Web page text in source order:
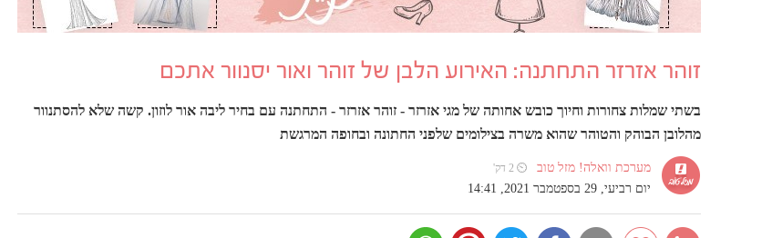
זוהר אזרזר התחתנה: האירוע הלבן של זוהר ואור יסנוור אתכם
בשתי שמלות צחורות וחיוך כובש אחותה של מגי אזרזר - זוהר אזרזר - התחתנה עם בחיר ליבה אור לוזון. קשה שלא להסתנוור
מהלובן הבוהק והטוהר שהוא משרה בצילומים שלפני החתונה ובחופה המרגשת
מערכת וואלה! מזל טוב ⏲ 2 דק'
יום רביעי, 29 בספטמבר 2021, 14:41